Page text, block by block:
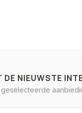
NIEUWSTE